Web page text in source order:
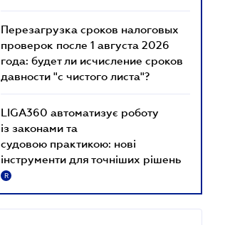
Перезагрузка сроков налоговых
проверок после 1 августа 2026
года: будет ли исчисление сроков
давности "с чистого листа"?
LIGA360 автоматизує роботу
із законами та
судовою практикою: нові
інструменти для точніших рішень
R